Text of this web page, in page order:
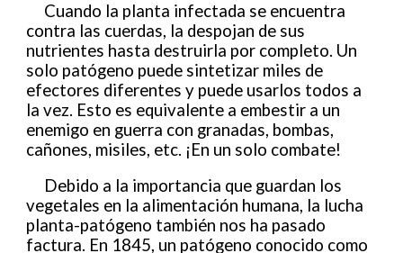
Cuando la planta infectada se encuentra
contra las cuerdas, la despojan de sus
nutrientes hasta destruirla por completo. Un
solo patógeno puede sintetizar miles de
efectores diferentes y puede usarlos todos a
la vez. Esto es equivalente a embestir a un
enemigo en guerra con granadas, bombas,
cañones, misiles, etc. ¡En un solo combate!
Debido a la importancia que guardan los
vegetales en la alimentación humana, la lucha
planta-patógeno también nos ha pasado
factura. En 1845, un patógeno conocido como